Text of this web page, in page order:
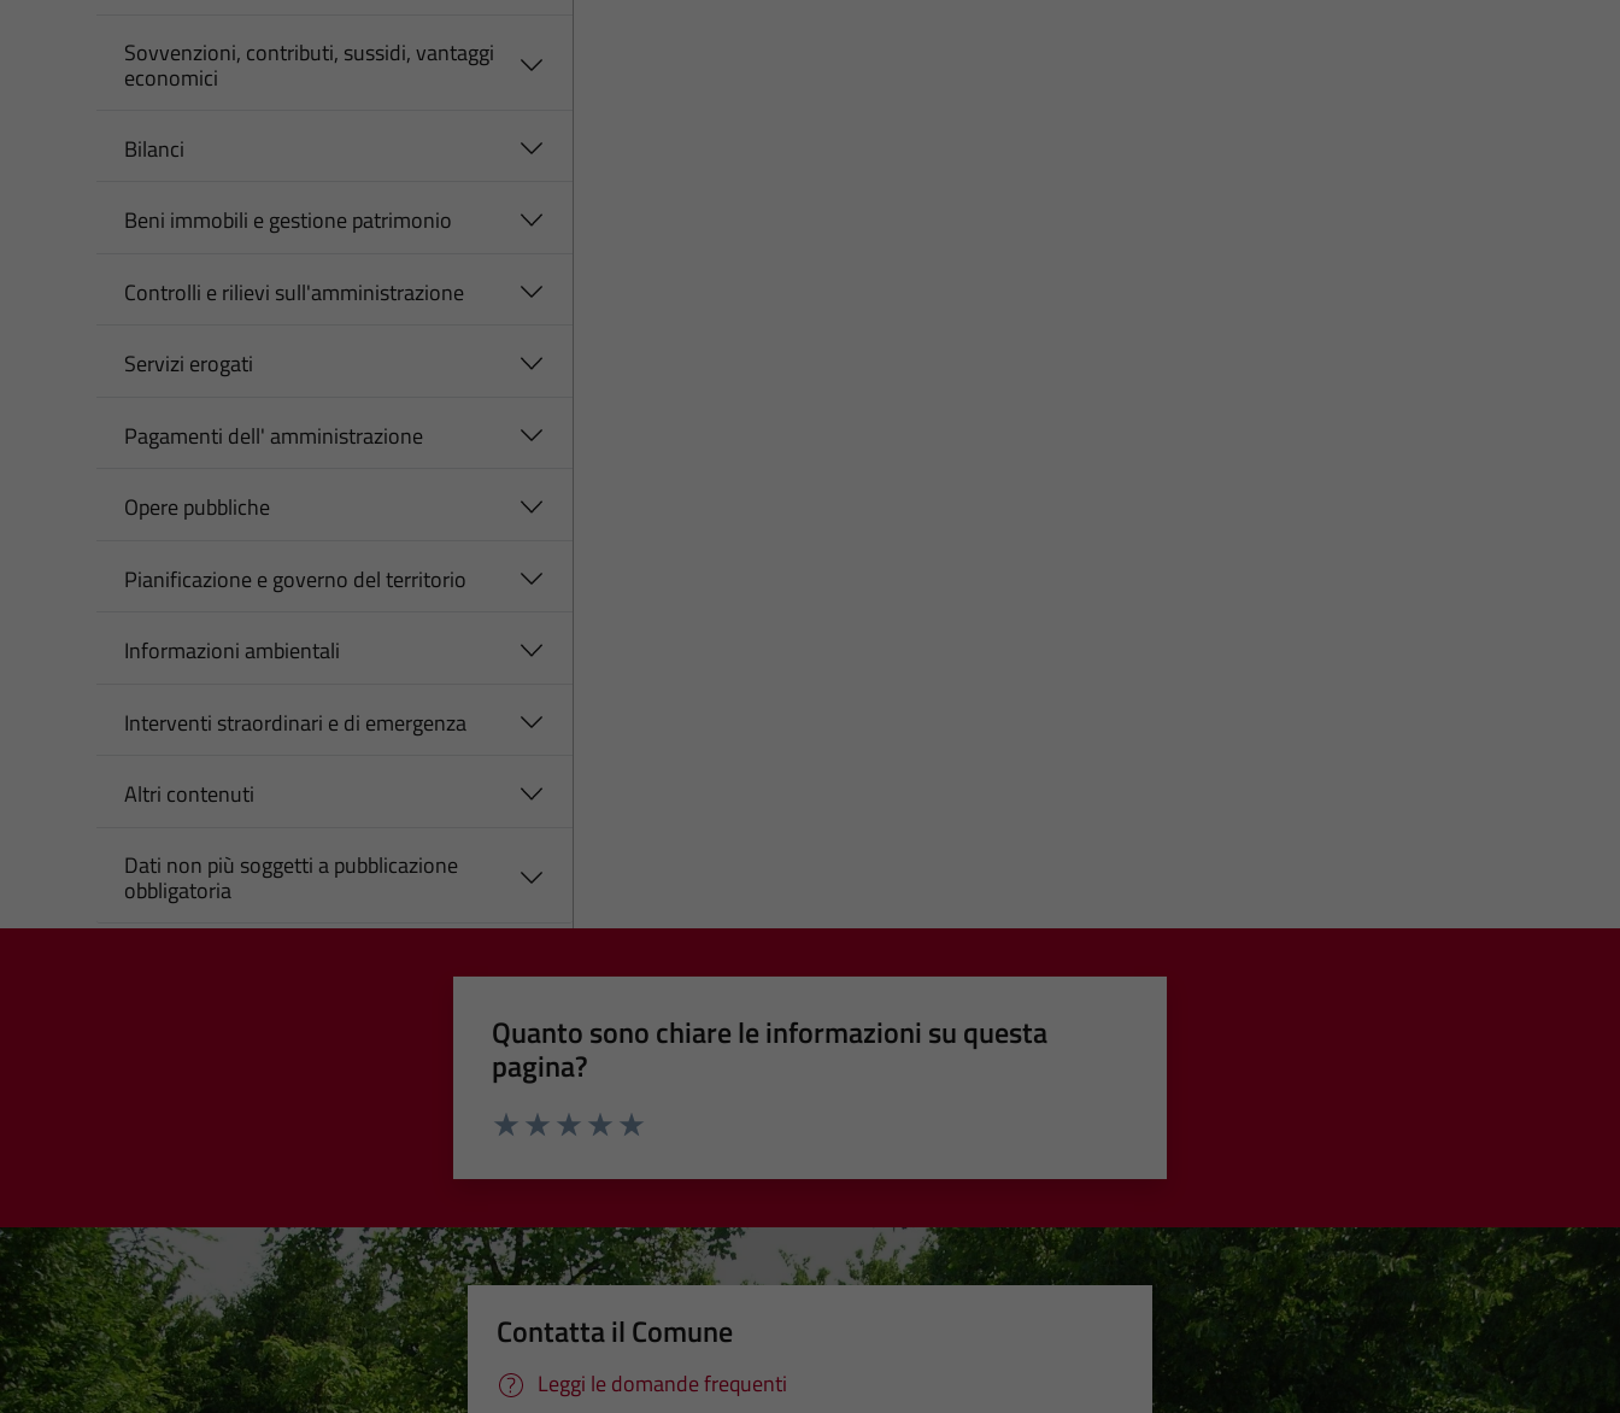
Sovvenzioni, contributi, sussidi, vantaggi
economici
Bilanci
Beni immobili e gestione patrimonio
Controlli e rilievi sull'amministrazione
Servizi erogati
Pagamenti dell' amministrazione
Opere pubbliche
Pianificazione e governo del territorio
Informazioni ambientali
Interventi straordinari e di emergenza
Altri contenuti
Dati non più soggetti a pubblicazione
obbligatoria
Quanto sono chiare le informazioni su questa
pagina?
Contatta il Comune
Leggi le domande frequenti